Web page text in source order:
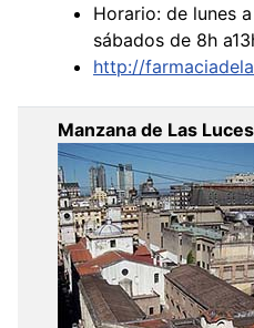
Horario: de lunes
sábados de 8h
http://
Manzana de Las Luces